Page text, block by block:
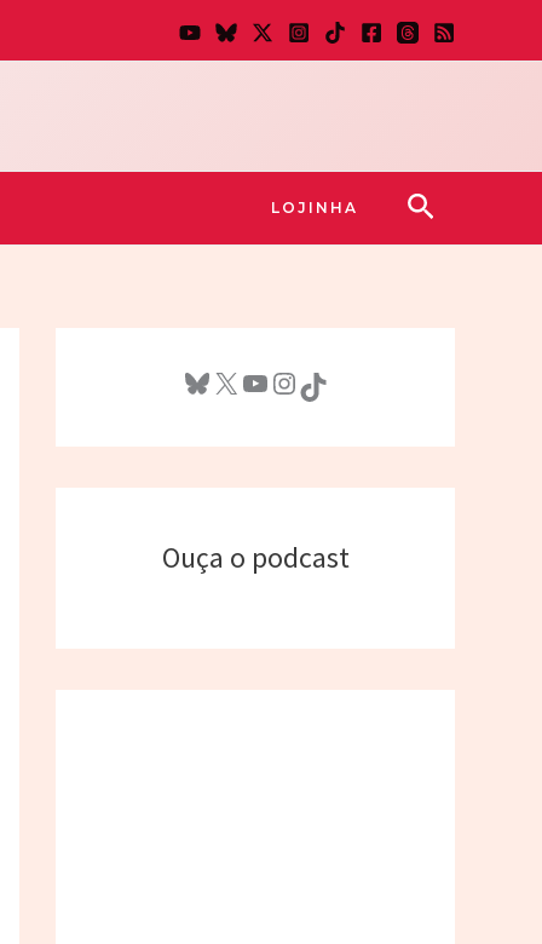
LOJINHA Pesquisar
Bluesky X Youtube InstagramTikTok
Ouça o podcast